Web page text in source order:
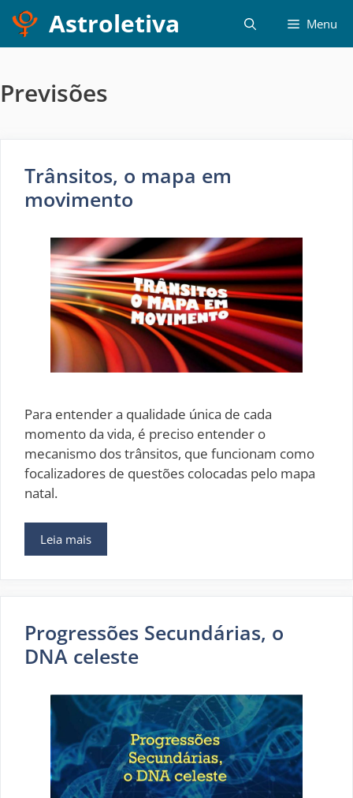
Pular
para
o
Astroletiva Menu
Previsões
Trânsitos, o mapa em
movimento
Para entender a qualidade única de cada
momento da vida, é preciso entender o
mecanismo dos trânsitos, que funcionam como
focalizadores de questões colocadas pelo mapa
natal.
Leia mais
Progressões Secundárias, o
DNA celeste